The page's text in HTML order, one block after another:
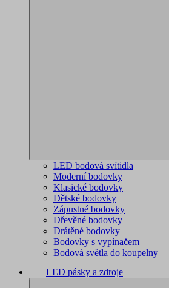
LED bodová svítidla
Moderní bodovky
Klasické bodovky
Dětské bodovky
Zápustné bodovky
Dřevěné bodovky
Drátěné bodovky
Bodovky s vypínačem
Bodová světla do koupelny
LED pásky a zdroje